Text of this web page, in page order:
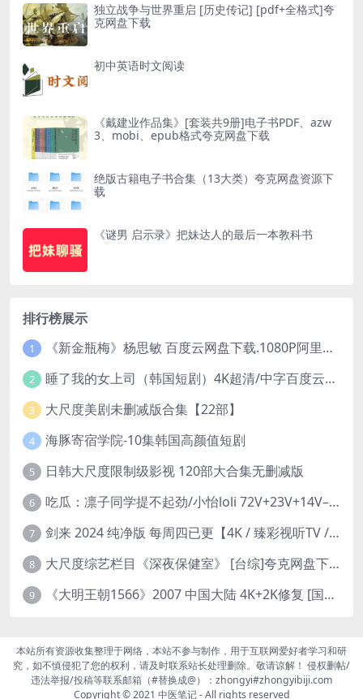
独立战争与世界重启 [ 历史传记] [pdf+全格式]夸
克网盘下载
初中英语时文阅读
《戴建业作品集》[套装共9册]电子书PDF、azw
3、mobi、epub格式夸克网盘下载
绝版古籍电子书合集（13大类）夸克网盘资源下
载
《谜男 启示录》把妹达人的最后一本教科书
排行榜展示
1 《新金瓶梅》杨思敏 百度云网盘下载.1080P阿里下载.国语中字.(1996)
2 睡了我的女上司（韩国短剧）4K超清/中字百度云网盘下载
3 大尺度美剧未删减版合集【22部】
4 海豚寄宿学院-10集韩国高颜值短剧
5 日韩大尺度限制级影视 120部大合集无删减版
6 吃瓜：凛子同学提不起劲/小怡loli 72V+23V+14V–24.02GB】
7 剑来 2024 纯净版 每周四已更【4K / 臻彩视听TV / 杜比音】附电子书百度网盘下载
8 大尺度综艺栏目《深夜保健室》 [台综]夸克网盘下载
9 《大明王朝1566》2007 中国大陆 4K+2K修复 [国语 46集 192G]
本站所有资源收集整理于网络，本站不参与制作，用于互联网爱好者学习和研
究，如不慎侵犯了您的权利，请及时联系站长处理删除。敬请谅解！ 侵权删帖/
违法举报/投稿等联系邮箱（#替换成@）：zhongyi#zhongyibiji.com
Copyright © 2021 中医笔记- All rights reserved